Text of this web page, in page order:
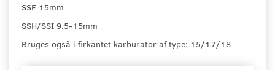
SSF 15mm
SSH/SSI 9.5-15mm
Bruges også i firkantet karburator af type: 15/17/18